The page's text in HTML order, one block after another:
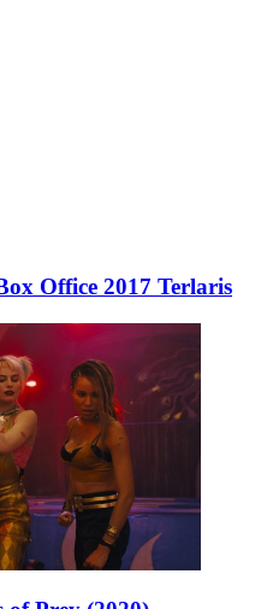
Office 2017 Terlaris